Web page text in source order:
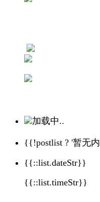
加载中..
{{!postlist ? '暂无
{{::list.dateStr}}
{{::list.timeStr}}